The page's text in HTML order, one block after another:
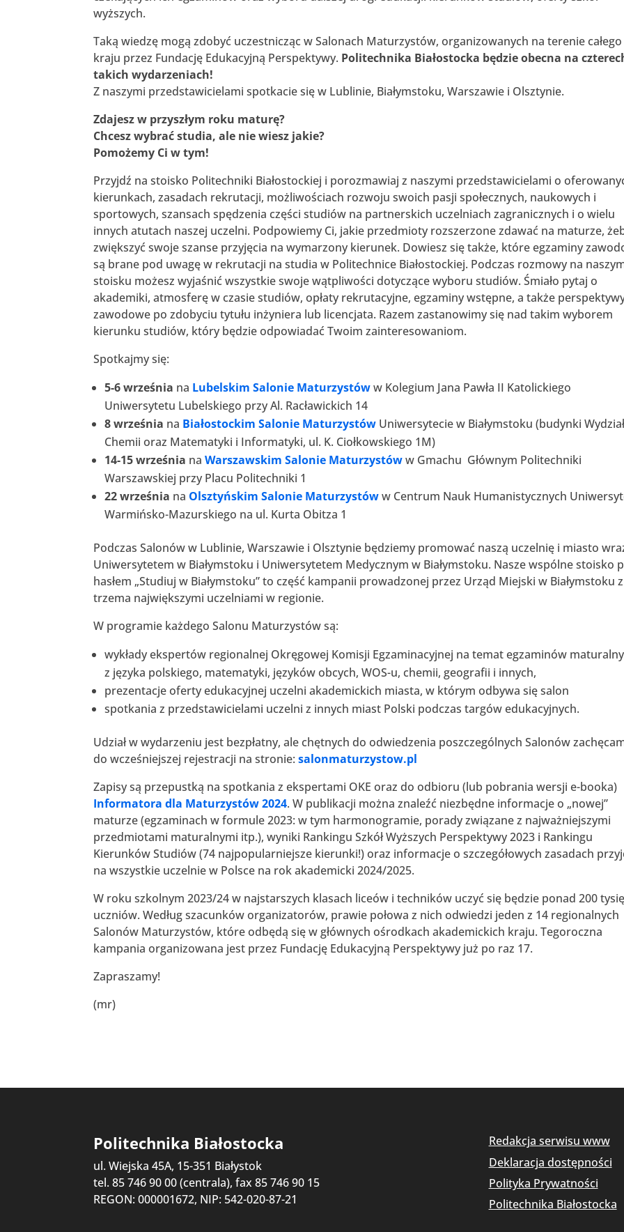
wyższych.
Taką wiedzę mogą zdobyć uczestnicząc w Salonach Maturzystów, organizowanych na terenie całego
kraju przez Fundację Edukacyjną Perspektywy. Politechnika Białostocka będzie obecna na
takich wydarzeniach!
Z naszymi przedstawicielami spotkacie się w Lublinie, Białymstoku, Warszawie i Olsztynie.
Zdajesz w przyszłym roku maturę?
Chcesz wybrać studia, ale nie wiesz jakie?
Pomożemy Ci w tym!
Przyjdź na stoisko Politechniki Białostockiej i porozmawiaj z naszymi przedstawicielami o
kierunkach, zasadach rekrutacji, możliwościach rozwoju swoich pasji społecznych, naukowych i
sportowych, szansach spędzenia części studiów na partnerskich uczelniach zagranicznych i o wielu
innych atutach naszej uczelni. Podpowiemy Ci, jakie przedmioty rozszerzone zdawać na maturze,
zwiększyć swoje szanse przyjęcia na wymarzony kierunek. Dowiesz się także, które egzaminy
są brane pod uwagę w rekrutacji na studia w Politechnice Białostockiej. Podczas rozmowy na
stoisku możesz wyjaśnić wszystkie swoje wątpliwości dotyczące wyboru studiów. Śmiało pytaj o
akademiki, atmosferę w czasie studiów, opłaty rekrutacyjne, egzaminy wstępne, a także
zawodowe po zdobyciu tytułu inżyniera lub licencjata. Razem zastanowimy się nad takim wyborem
kierunku studiów, który będzie odpowiadać Twoim zainteresowaniom.
Spotkajmy się:
5-6 września na Lubelskim Salonie Maturzystóww Kolegium Jana Pawła II Katolickiego
Uniwersytetu Lubelskiego przy Al. Racławickich 14
8 września na Białostockim Salonie Maturzystów Uniwersytecie w Białymstoku (budynki
Chemii oraz Matematyki i Informatyki, ul. K. Ciołkowskiego 1M)
14-15 września naWarszawskim Salonie Maturzystóww Gmachu Głównym Politechniki
Warszawskiej przy Placu Politechniki 1
22 września na Olsztyńskim Salonie Maturzystóww Centrum Nauk Humanistycznych
Warmińsko-Mazurskiego na ul. Kurta Obitza 1
Podczas Salonów w Lublinie, Warszawie i Olsztynie będziemy promować naszą uczelnię i miasto
Uniwersytetem w Białymstoku i Uniwersytetem Medycznym w Białymstoku. Nasze wspólne stoisko
hasłem „Studiuj w Białymstoku” to część kampanii prowadzonej przez Urząd Miejski w Białymstoku z
trzema największymi uczelniami w regionie.
W programie każdego Salonu Maturzystów są:
wykłady ekspertów regionalnej Okręgowej Komisji Egzaminacyjnej na temat egzaminów
z języka polskiego, matematyki, języków obcych, WOS-u, chemii, geografii i innych,
prezentacje oferty edukacyjnej uczelni akademickich miasta, w którym odbywa się salon
spotkania z przedstawicielami uczelni z innych miast Polski podczas targów edukacyjnych.
Udział w wydarzeniu jest bezpłatny, ale chętnych do odwiedzenia poszczególnych Salonów
do wcześniejszej rejestracji na stronie:salonmaturzystow.pl
Zapisy są przepustką na spotkania z ekspertami OKE oraz do odbioru (lub pobrania wersji e-booka)
Informatora dla Maturzystów 2024. W publikacji można znaleźć niezbędne informacje o „nowej”
maturze (egzaminach w formule 2023: w tym harmonogramie, porady związane z najważniejszymi
przedmiotami maturalnymi itp.), wyniki Rankingu Szkół Wyższych Perspektywy 2023 i Rankingu
Kierunków Studiów (74 najpopularniejsze kierunki!) oraz informacje o szczegółowych zasadach
na wszystkie uczelnie w Polsce na rok akademicki 2024/2025.
W roku szkolnym 2023/24 w najstarszych klasach liceów i techników uczyć się będzie ponad 200
uczniów. Według szacunków organizatorów, prawie połowa z nich odwiedzi jeden z 14 regionalnych
Salonów Maturzystów, które odbędą się w głównych ośrodkach akademickich kraju. Tegoroczna
kampania organizowana jest przez Fundację Edukacyjną Perspektywy już po raz 17.
Zapraszamy!
(mr)
Politechnika Białostocka
ul. Wiejska 45A, 15-351 Białystok
tel. 85 746 90 00 (centrala), fax 85 746 90 15
REGON: 000001672, NIP: 542-020-87-21
Redakcja serwisu www
Deklaracja dostępności
Polityka Prywatności
Politechnika Białostocka